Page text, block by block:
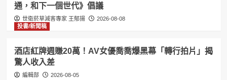
通，和下一個世代》倡議
世衛菸草減害專家 王郁揚
2026-08-08
投書/新聞稿
酒店紅牌週賺20萬！AV女優喬喬爆黑幕「轉行拍片」揭
驚人收入差
編輯部 2026-08-05